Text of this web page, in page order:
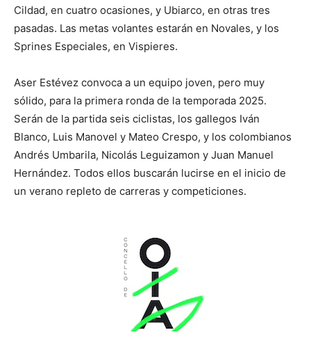
Cildad, en cuatro ocasiones, y Ubiarco, en otras tres
pasadas. Las metas volantes estarán en Novales, y los
Sprines Especiales, en Vispieres.
Aser Estévez convoca a un equipo joven, pero muy
sólido, para la primera ronda de la temporada 2025.
Serán de la partida seis ciclistas, los gallegos Iván
Blanco, Luis Manovel y Mateo Crespo, y los colombianos
Andrés Umbarila, Nicolás Leguizamon y Juan Manuel
Hernández. Todos ellos buscarán lucirse en el inicio de
un verano repleto de carreras y competiciones.